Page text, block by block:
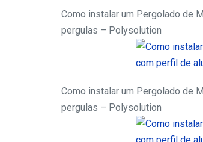
Como instalar um Pergolado de
pergulas – Polysolution
Como instalar um Pergolado de
pergulas – Polysolution